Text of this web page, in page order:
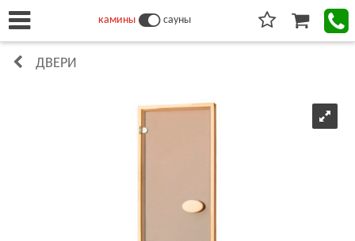
камины сауны
ДВЕРИ